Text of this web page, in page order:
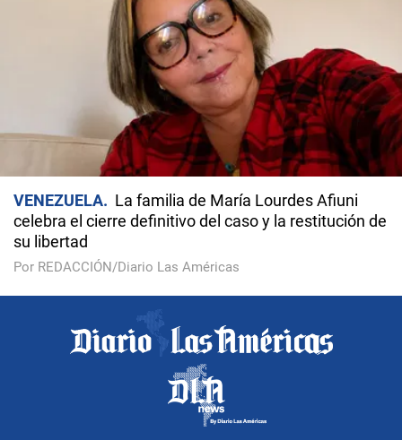
VENEZUELA
La familia de María Lourdes Afiuni
celebra el cierre definitivo del caso y la restitución de
su libertad
Por REDACCIÓN/Diario Las Américas